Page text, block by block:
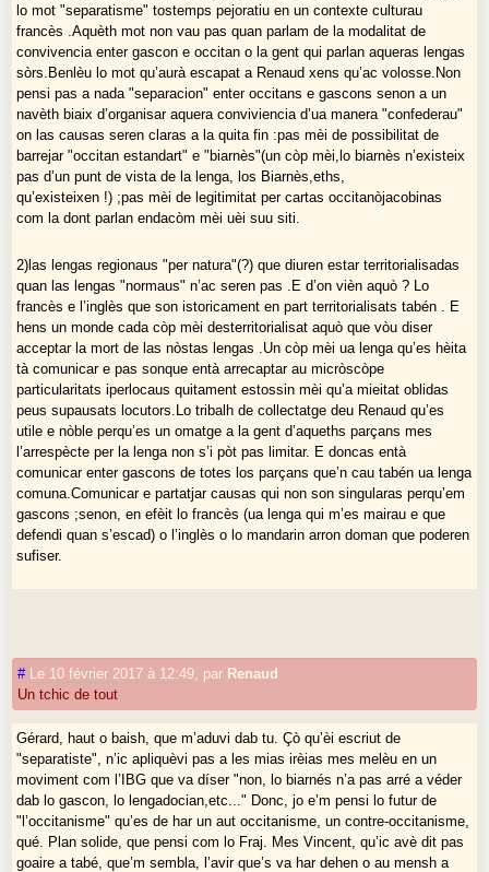
lo mot "separatisme" tostemps pejoratiu en un contexte culturau
francès .Aquèth mot non vau pas quan parlam de la modalitat de
convivencia enter gascon e occitan o la gent qui parlan aqueras lengas
sòrs.Benlèu lo mot qu’aurà escapat a Renaud xens qu’ac volosse.Non
pensi pas a nada "separacion" enter occitans e gascons senon a un
navèth biaix d’organisar aquera conviviencia d’ua manera "confederau"
on las causas seren claras a la quita fin :pas mèi de possibilitat de
barrejar "occitan estandart" e "biarnès"(un còp mèi,lo biarnès n’existeix
pas d’un punt de vista de la lenga, los Biarnès,eths,
qu’existeixen !) ;pas mèi de legitimitat per cartas occitanòjacobinas
com la dont parlan endacòm mèi uèi suu siti.
2)las lengas regionaus "per natura"(?) que diuren estar territorialisadas
quan las lengas "normaus" n’ac seren pas .E d’on vièn aquò ? Lo
francès e l’inglès que son istoricament en part territorialisats tabén . E
hens un monde cada còp mèi desterritorialisat aquò que vòu diser
acceptar la mort de las nòstas lengas .Un còp mèi ua lenga qu’es hèita
tà comunicar e pas sonque entà arrecaptar au micròscòpe
particularitats iperlocaus quitament estossin mèi qu’a mieitat oblidas
peus supausats locutors.Lo tribalh de collectatge deu Renaud qu’es
utile e nòble perqu’es un omatge a la gent d’aqueths parçans mes
l’arrespècte per la lenga non s’i pòt pas limitar. E doncas entà
comunicar enter gascons de totes los parçans que’n cau tabén ua lenga
comuna.Comunicar e partatjar causas qui non son singularas perqu’em
gascons ;senon, en efèit lo francès (ua lenga qui m’es mairau e que
defendi quan s’escad) o l’inglès o lo mandarin arron doman que poderen
sufiser.
# Le 10 février 2017 à 12:49 par Renaud
Un tchic de tout
Gérard, haut o baish, que m’aduvi dab tu. Çò qu’èi escriut de
"separatiste", n’ic apliquèvi pas a les mias irèias mes melèu en un
moviment com l’IBG que va díser "non, lo biarnés n’a pas arré a véder
dab lo gascon, lo lengadocian,etc..." Donc, jo e’m pensi lo futur de
"l’occitanisme" qu’es de har un aut occitanisme, un contre-occitanisme,
qué. Plan solide, que pensi com lo Fraj. Mes Vincent, qu’ic avè dit pas
goaire a tabé, que’m sembla, l’avir que’s va har dehen o au mensh a